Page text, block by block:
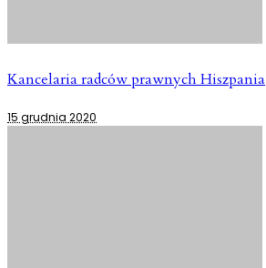
Kancelaria radców prawnych Hiszpania
15 grudnia 2020